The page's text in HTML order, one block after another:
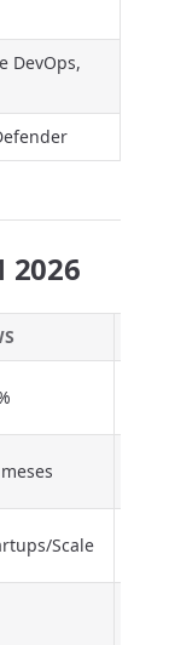
DevOps,
2026
Scale